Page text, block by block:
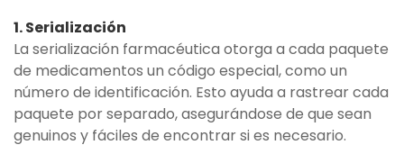
1. Serialización
La serialización farmacéutica otorga a cada paquete
de medicamentos un código especial, como un
número de identificación. Esto ayuda a rastrear cada
paquete por separado, asegurándose de que sean
genuinos y fáciles de encontrar si es necesario.